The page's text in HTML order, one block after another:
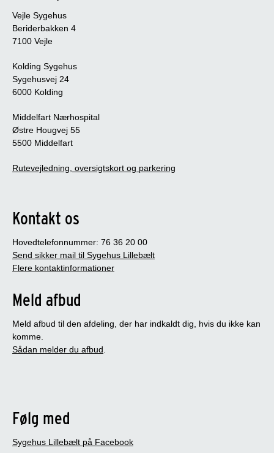
Vejle Sygehus
Beriderbakken 4
7100 Vejle
Kolding Sygehus
Sygehusvej 24
6000 Kolding
Middelfart Nærhospital
Østre Hougvej 55
5500 Middelfart
Rutevejledning, oversigtskort og parkering
Kontakt os
Hovedtelefonnummer: 76 36 20 00
Send sikker mail til Sygehus Lillebælt
Flere kontaktinformationer
Meld afbud
Meld afbud til den afdeling, der har indkaldt dig, hvis du ikke kan
komme.
Sådan melder du afbud
Følg med
Sygehus Lillebælt på Facebook